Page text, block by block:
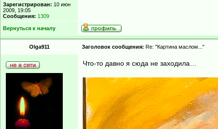
Зарегистрирован: 10 июн
2009, 19:05
Сообщения: 1309
Вернуться к началу
Olga911 Заголовок сообщения: Re: "Картина маслом..."
Что-то давно я сюда не заходила…